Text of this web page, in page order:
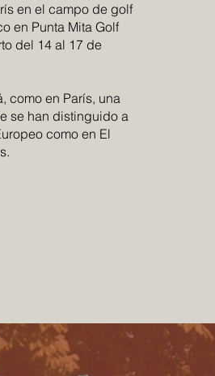
en el campo de golf
en Punta Mita Golf
del 14 al 17 de
como en París, una
se han distinguido a
como en El